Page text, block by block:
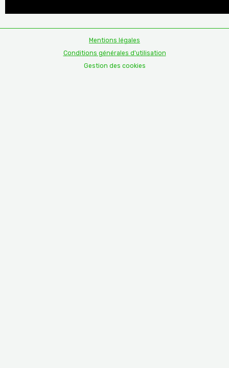
Mentions légales
Conditions générales d'utilisation
Gestion des cookies